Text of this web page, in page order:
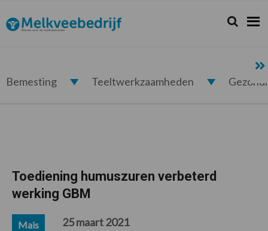
de
hoofdnavigatie
de
hoofd
de
eerste
de
voettekst
Melkveebedrijf.nl Zoeken...
Zoek
Bemesting Teeltwerkzaamheden
Toediening humuszuren verbeterd
werking GBM
Mais 25 maart 2021